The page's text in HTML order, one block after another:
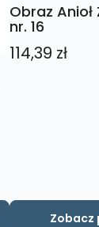
Obraz Anioł
nr. 16
114,39 zł
Zobacz